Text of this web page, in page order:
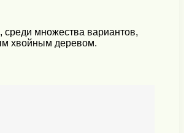
множества вариантов,
хвойным деревом.